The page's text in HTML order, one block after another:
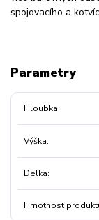
spojovacího a
Parametry
Hloubka
Výška
Délka
Hmotnost